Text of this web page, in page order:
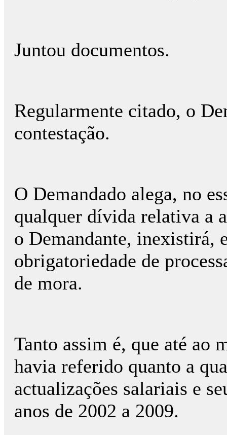
Juntou documentos.
Regularmente citado, o
contestação.
O Demandado alega, no
qualquer dívida relativa a
o Demandante, inexistirá,
obrigatoriedade de
de mora.
Tanto assim é, que até ao
havia referido quanto a
actualizações salariais e
anos de 2002 a 2009.